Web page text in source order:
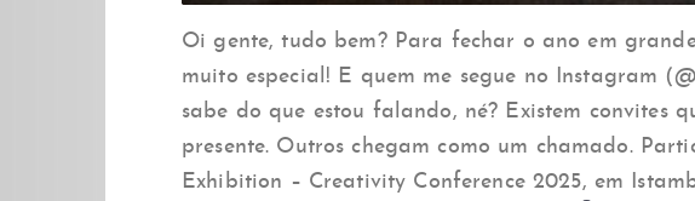
Oi gente, tudo bem? Para fechar o ano em
muito especial! E quem me segue no Instagram
sabe do que estou falando, né? Existem convites
presente. Outros chegam como um chamado.
Exhibition – Creativity Conference 2025, em